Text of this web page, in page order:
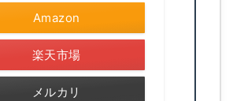
Amazon
楽天市場
メルカリ